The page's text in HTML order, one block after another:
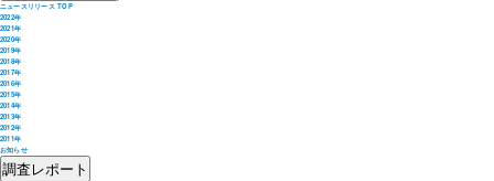
ニュースリリース TOP
2022年
2021年
2020年
2019年
2018年
2017年
2016年
2015年
2014年
2013年
2012年
2011年
お知らせ
調査レポート